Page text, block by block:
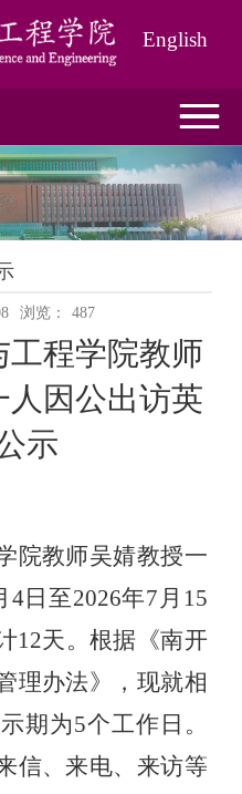
English
浏览： 487
工程学院教师
人因公出访英
示
院教师吴婧教授一
4日至2026年7 月 15
12天。根据《南开
理办法》，现就相
期为5个工作日。
信、来电、来访等